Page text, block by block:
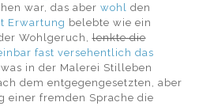
war, das aber wohl den
Erwartung belebte wie ein
Wohlgeruch,lenkte die
fast versehentlich das
in der Malerei Stilleben
dem entgegengesetzten, aber
einer fremden Sprache die